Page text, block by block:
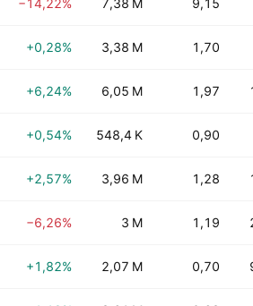
−14,22% 7,38 M 9,15
+0,28% 3,38 M 1,70
+6,24% 6,05 M 1,97
+0,54% 548,4 K 0,90
+2,57% 3,96 M 1,28
−6,26% 3 M 1,19
+1,82% 2,07 M 0,70